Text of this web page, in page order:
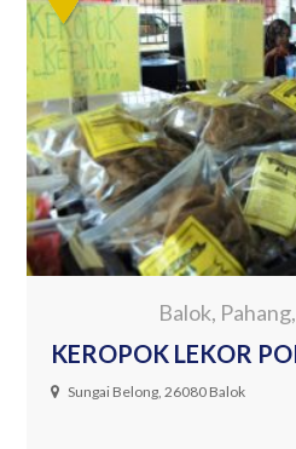
Balok,
KEROPOK LEKOR
Sungai Belong, 26080 Balok